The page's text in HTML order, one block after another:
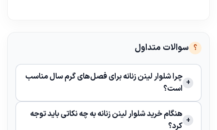
سوالات متداول
چرا شلوار لینن زنانه برای فصل‌های گرم سال مناسب
است؟
هنگام خرید شلوار لینن زنانه به چه نکاتی باید توجه
کرد؟